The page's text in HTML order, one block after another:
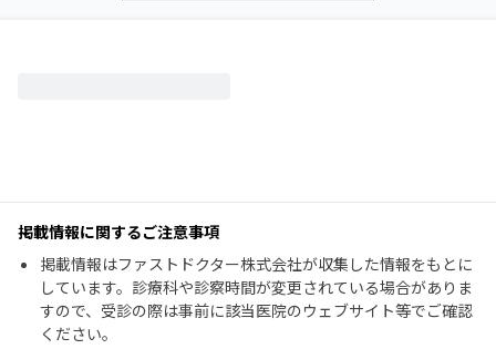
掲載情報に関するご注意事項
掲載情報はファストドクター株式会社が収集した情報をもとに
しています。診療科や診察時間が変更されている場合がありま
すので、受診の際は事前に該当医院のウェブサイト等でご確認
ください。